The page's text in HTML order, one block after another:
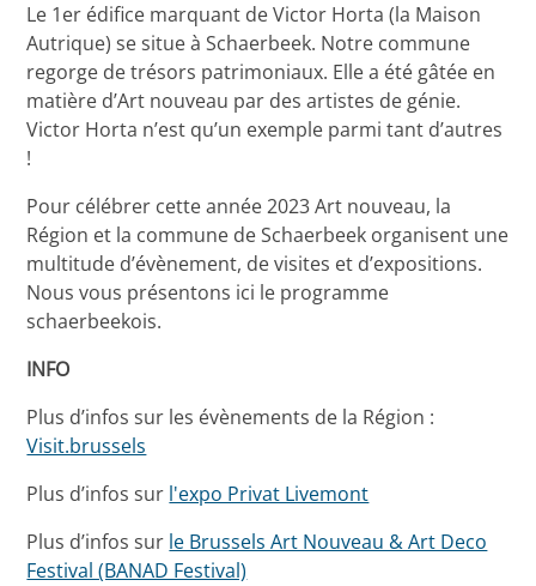
Le 1er édifice marquant de Victor Horta (la Maison
Autrique) se situe à Schaerbeek. Notre commune
regorge de trésors patrimoniaux. Elle a été gâtée en
matière d’Art nouveau par des artistes de génie.
Victor Horta n’est qu’un exemple parmi tant d’autres
!
Pour célébrer cette année 2023 Art nouveau, la
Région et la commune de Schaerbeek organisent une
multitude d’évènement, de visites et d’expositions.
Nous vous présentons ici le programme
schaerbeekois.
INFO
Plus d’infos sur les évènements de la Région :
Visit.brussels
Plus d’infos sur l'expo Privat Livemont
Plus d’infos sur le Brussels Art Nouveau & Art Deco
Festival (BANAD Festival)